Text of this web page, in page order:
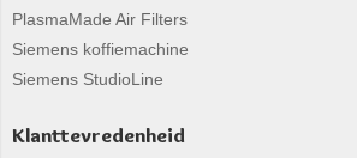
PlasmaMade Air Filters
Siemens koffiemachine
Siemens StudioLine
Klanttevredenheid